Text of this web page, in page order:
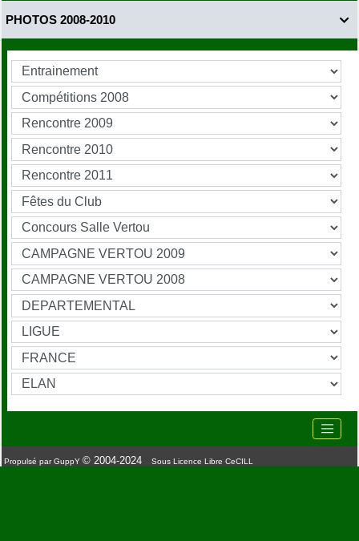

PHOTOS 2008-2010
Propulsé par GuppY © 2004-2024 Sous Licence Libre CeCILL